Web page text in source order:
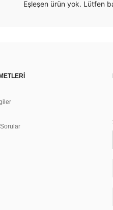
Eşleşen ürün yok. Lütfen